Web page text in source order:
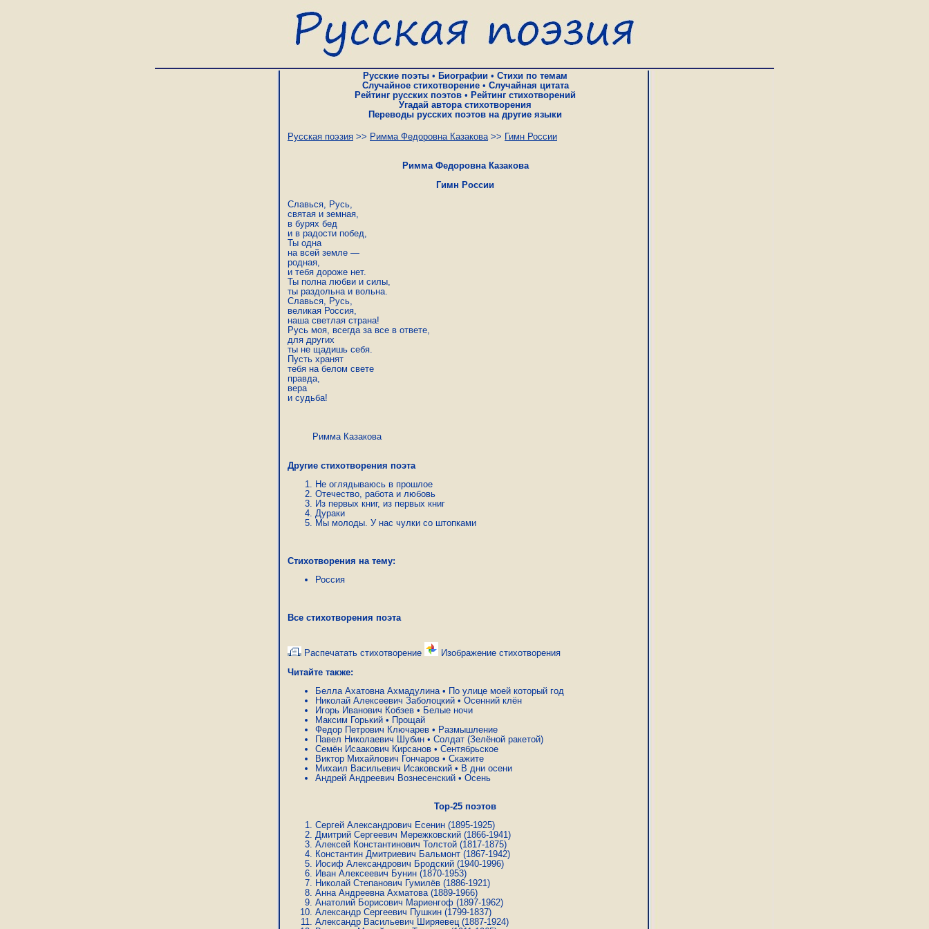
Русские поэты • Биографии • Стихи по темам
Случайное стихотворение• Случайная цитата
Рейтинг русских поэтов • Рейтинг стихотворений
Угадай автора стихотворения
Переводы русских поэтов на другие языки
Русская поэзия >> Римма Федоровна Казакова>> Гимн России
Римма Федоровна Казакова
Гимн России
Славься, Русь,
святая и земная,
в бурях бед
и в радости побед,
Ты одна
на всей земле —
родная,
и тебя дороже нет.
Ты полна любви и силы,
ты раздольна и вольна.
Славься, Русь,
великая Россия,
наша светлая страна!
Русь моя, всегда за все в ответе,
для других
ты не щадишь себя.
Пусть хранят
тебя на белом свете
правда,
вера
и судьба!
Римма Казакова
Другие стихотворения поэта
Не оглядываюсь в прошлое
Отечество, работа и любовь
Из первых книг, из первых книг
Дураки
Мы молоды. У нас чулки со штопками
Стихотворения на тему:
Россия
Все стихотворения поэта
Распечатать стихотворение
Изображение стихотворения
Читайте также:
Белла Ахатовна Ахмадулина• По улице моей который год
Николай Алексеевич Заболоцкий • Осенний клён
Игорь Иванович Кобзев • Белые ночи
Максим Горький • Прощай
Федор Петрович Ключарев • Размышление
Павел Николаевич Шубин • Солдат (Зелёной ракетой)
Семён Исаакович Кирсанов • Сентябрьское
Виктор Михайлович Гончаров • Скажите
Михаил Васильевич Исаковский • В дни осени
Андрей Андреевич Вознесенский • Осень
Top-25 поэтов
Сергей Александрович Есенин (1895-1925)
Дмитрий Сергеевич Мережковский (1866-1941)
Алексей Константинович Толстой (1817-1875)
Константин Дмитриевич Бальмонт (1867-1942)
Иосиф Александрович Бродский (1940-1996)
Иван Алексеевич Бунин (1870-1953)
Николай Степанович Гумилёв (1886-1921)
Анна Андреевна Ахматова(1889-1966)
Анатолий Борисович Мариенгоф (1897-1962)
Александр Сергеевич Пушкин (1799-1837)
Александр Васильевич Ширяевец(1887-1924)